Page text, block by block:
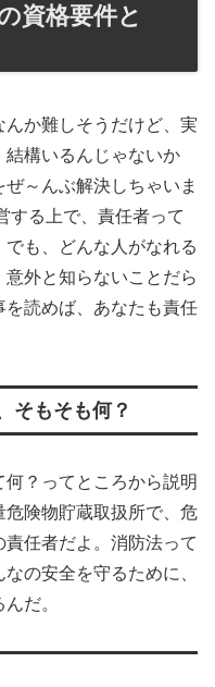
資格要件と
んか難しそうだけど、実
結構いるんじゃないか
～んぶ解決しちゃいま
する上で、責任者って
も、どんな人がなれる
外と知らないことだら
読めば、あなたも責任
そもそも何？
？ってところから説明
危険物貯蔵取扱所で、危
任者だよ。消防法って
の安全を守るために、
だ。